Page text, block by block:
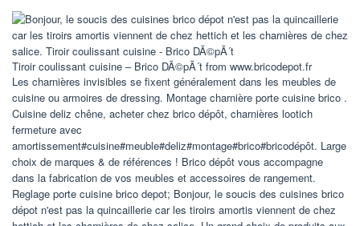
Tiroir coulissant cuisine – Brico DÃ©pÃ´t from www.bricodepot.fr
Les charnières invisibles se fixent généralement dans les meubles de
cuisine ou armoires de dressing. Montage charnière porte cuisine brico .
Cuisine deliz chêne, acheter chez brico dépôt, charnières lootich
fermeture avec
amortissement#cuisine#meuble#deliz#montage#brico#bricodépôt. Large
choix de marques & de références ! Brico dépôt vous accompagne
dans la fabrication de vos meubles et accessoires de rangement.
Reglage porte cuisine brico depot; Bonjour, le soucis des cuisines brico
dépot n'est pas la quincaillerie car les tiroirs amortis viennent de chez